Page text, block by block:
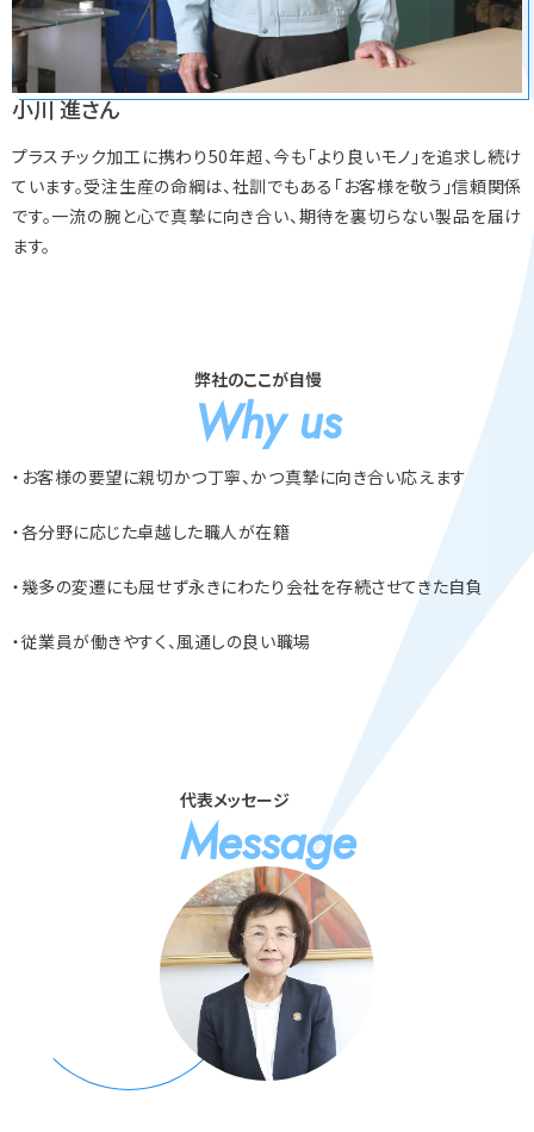
小川 進さん
プラスチック加工に携わり50年超、今も「より良いモノ」を追求し続け
ています。受注生産の命綱は、社訓でもある「お客様を敬う」信頼関係
です。一流の腕と心で真摯に向き合い、期待を裏切らない製品を届け
ます。
弊社のここが自慢
Why us
・お客様の要望に親切かつ丁寧、かつ真摯に向き合い応えます
・各分野に応じた卓越した職人が在籍
・幾多の変遷にも屈せず永きにわたり会社を存続させてきた自負
・従業員が働きやすく、風通しの良い職場
代表メッセージ
Message